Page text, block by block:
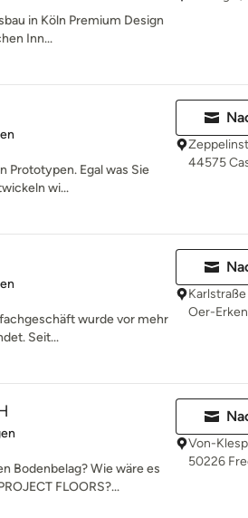
in Köln Premium Design
Inn...
5 Sternen
Prototypen. Egal was Sie
wi...
44575
5 Sternen
wurde vor mehr
Seit...
Oer-
von 5 Sternen
Bodenbelag? Wie wäre es
FLOORS?...
Von-
50226